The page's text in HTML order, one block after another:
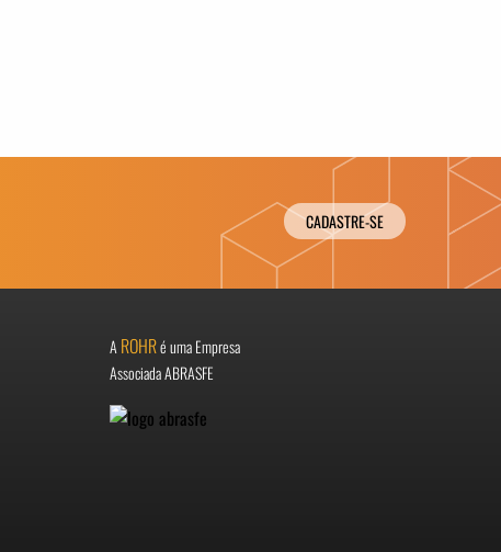
CADASTRE-SE
A ROHRé uma Empresa
Associada ABRASFE